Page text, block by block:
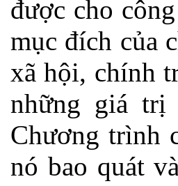
được cho
mục đích của
xã hội, chính
những giá trị
Chương trình
nó bao quát